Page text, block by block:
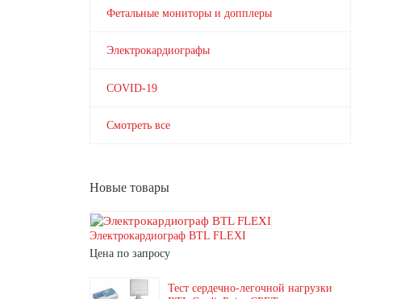
Фетальные мониторы и допплеры
Электрокардиографы
COVID-19
Смотреть все
Новые товары
Электрокардиограф BTL FLEXI
Цена по запросу
Тест сердечно-легочной нагрузки